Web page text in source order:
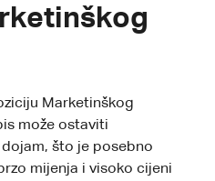
Marketinškog
može ostaviti
što je posebno
mijenja i visoko cijeni